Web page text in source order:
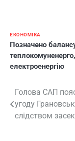
ЕКОНОМІКА
Позначено
теплокомуненерго,
електроенергію
Навігація
записів
Голова САП
угоду
слідством